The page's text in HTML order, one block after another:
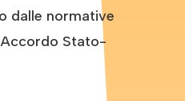
dalle normative
Accordo Stato-